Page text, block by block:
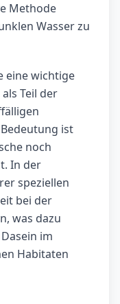
Methode
Wasser zu
eine wichtige
Teil der
ist
noch
In der
speziellen
bei der
was dazu
im
Habitaten